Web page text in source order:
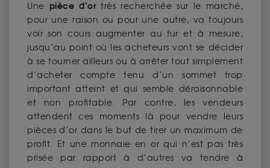
Une pièce d’ortrès recherchée sur le marché,
pour une raison ou pour une autre, va toujours
voir son cours augmenter au fur et à mesure,
jusqu’au point où les acheteurs vont se décider
à se tourner ailleurs ou à arrêter tout simplement
d’acheter compte tenu d’un sommet trop
important atteint et qui semble déraisonnable
et non profitable. Par contre, les vendeurs
attendent ces moments là pour vendre leurs
pièces d’or dans le but de tirer un maximum de
profit. Et une monnaie en or qui n’est pas très
prisée par rapport à d’autres va tendre à